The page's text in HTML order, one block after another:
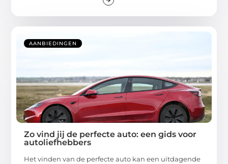
AANBIEDINGEN
Zo vind jij de perfecte auto: een gids voor
autoliefhebbers
Het vinden van de perfecte auto kan een uitdagende